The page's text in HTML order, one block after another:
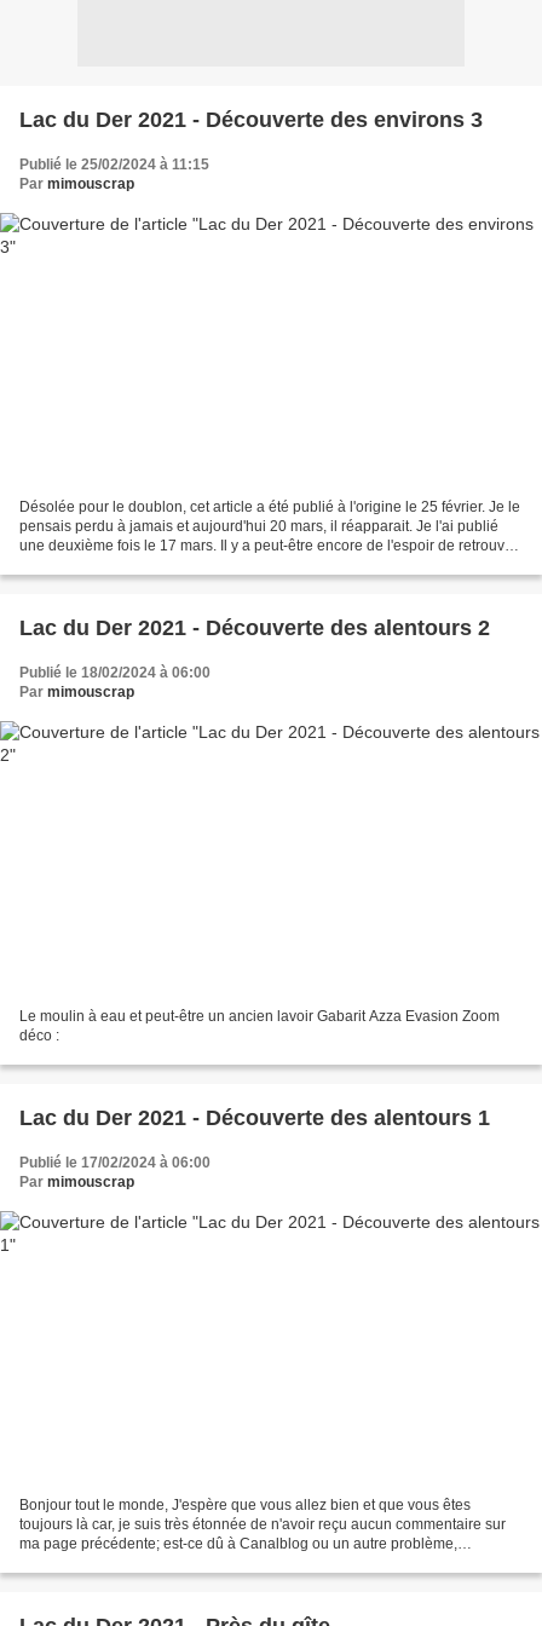
Lac du Der 2021 - Découverte des environs 3
Publié le 25/02/2024 à 11:15
Par mimouscrap
Désolée pour le doublon, cet article a été publié à l'origine le 25 février. Je le
pensais perdu à jamais et aujourd'hui 20 mars, il réapparait. Je l'ai publié
une deuxième fois le 17 mars. Il y a peut-être encore de l'espoir de retrouver
Lac du Der 2021 - Découverte des alentours 2
Publié le 18/02/2024 à 06:00
Par mimouscrap
Le moulin à eau et peut-être un ancien lavoir Gabarit Azza Evasion Zoom
déco :
Lac du Der 2021 - Découverte des alentours 1
Publié le 17/02/2024 à 06:00
Par mimouscrap
Bonjour tout le monde, J'espère que vous allez bien et que vous êtes
toujours là car, je suis très étonnée de n'avoir reçu aucun commentaire sur
ma page précédente; est-ce dû à Canalblog ou un autre problème,